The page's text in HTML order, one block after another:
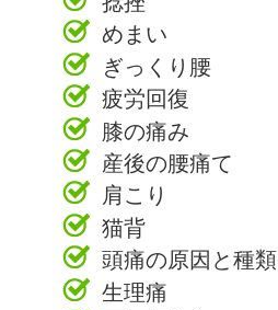
めまい
ぎっくり腰
疲労回復
膝の痛み
産後の腰痛て
肩こり
猫背
頭痛の原因と種類
生理痛